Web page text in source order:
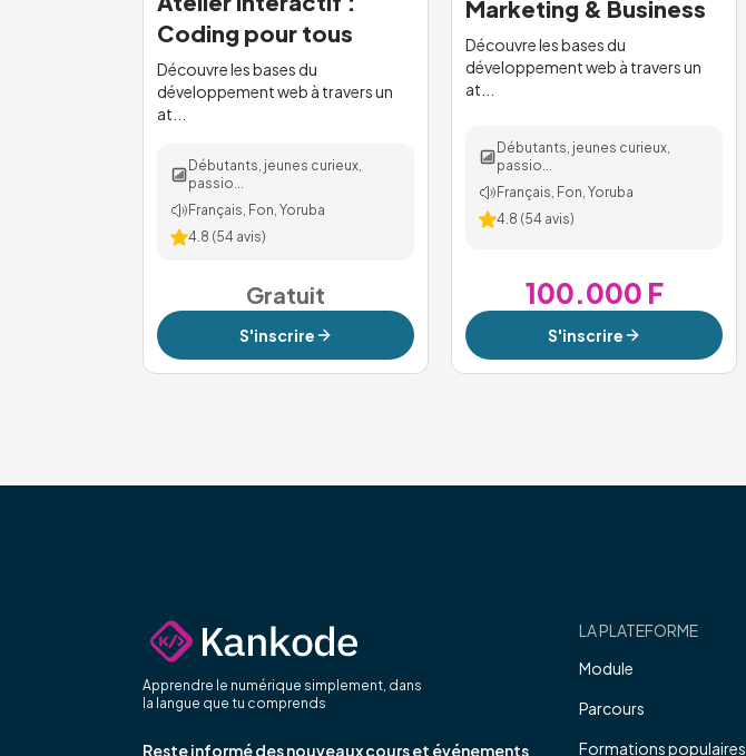
Coding pour tous
Découvre les bases du
développement web à travers un
at...
Débutants, jeunes curieux,
passio...
Français, Fon, Yoruba
4.8 (54 avis)
Gratuit
S'inscrire
Marketing & Business
Découvre les bases du
développement web à travers un
at...
Débutants, jeunes curieux,
passio...
Français, Fon, Yoruba
4.8 (54 avis)
100.000 F
S'inscrire
Apprendre le numérique simplement, dans
la langue que tu comprends
Reste informé des nouveaux cours et événements
LA PLATEFORME
Module
Parcours
Formations populaires